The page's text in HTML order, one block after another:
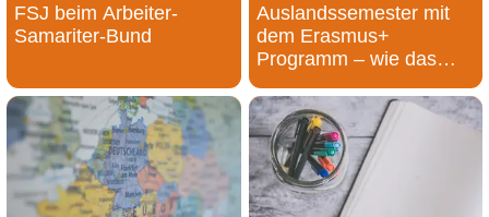
FSJ beim Arbeiter-
Samariter-Bund
Auslandssemester mit
dem Erasmus+
Programm – wie das
lohnt!